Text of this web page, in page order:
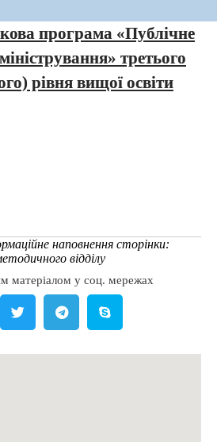
програма «Публічне
третього
рівня вищої освіти
наповнення сторінки:
відділу
матеріалом у соц. мережах